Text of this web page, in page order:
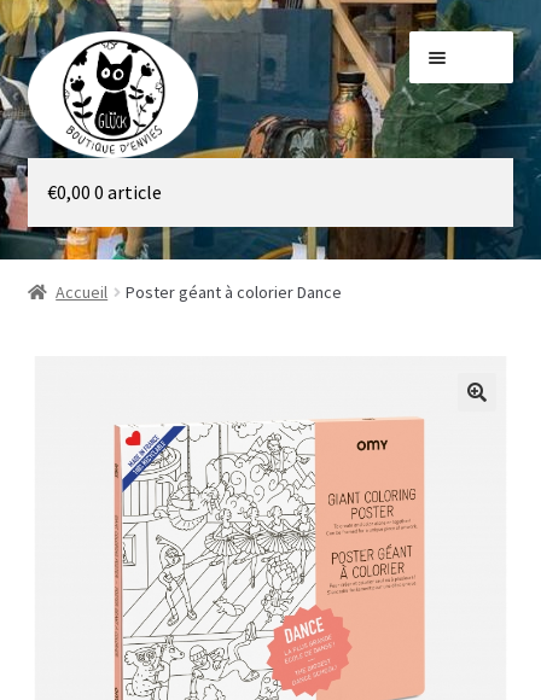
Aller
à
la
navigation
Aller
au
contenu
Galerie
Boutique
€0,00 0 article
Accueil Poster géant à colorier Dance